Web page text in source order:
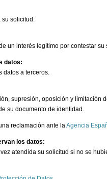
su solicitud.
un interés legítimo por contestar
datos:
datos a terceros.
supresión, oposición y limitación
su documento de identidad.
reclamación ante laAgencia
los datos:
atendida su solicitud si no se